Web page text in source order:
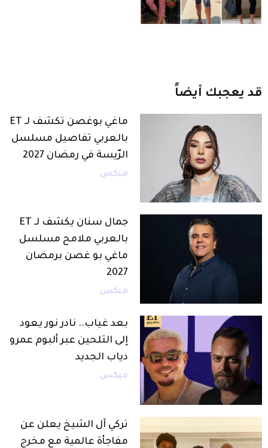
قد يعجبك أيضاً
ماغي بوغصن تكشف لـ ET
بالعربي تفاصيل مسلسل
الرّيسة في رمضان 2027
ميكس
جمال سنان يكشف لـ ET
بالعربي ملامح مسلسل
ماغي بو غصن برمضان
2027
ميكس
بعد غياب.. نادر نور يعود
إلى التلحين عبر ألبوم عمرو
دياب الجديد
ميكس
تركي آل الشيخ يعلن عن
مفاجأة عالمية مع مخرج